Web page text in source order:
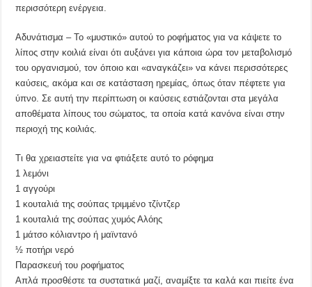
περισσότερη ενέργεια.
Αδυνάτισμα – Το «μυστικό» αυτού το ροφήματος για να κάψετε το
λίπος στην κοιλιά είναι ότι αυξάνει για κάποια ώρα τον μεταβολισμό
του οργανισμού, τον όποιο και «αναγκάζει» να κάνει περισσότερες
καύσεις, ακόμα και σε κατάσταση ηρεμίας, όπως όταν πέφτετε για
ύπνο. Σε αυτή την περίπτωση οι καύσεις εστιάζονται στα μεγάλα
αποθέματα λίπους του σώματος, τα οποία κατά κανόνα είναι στην
περιοχή της κοιλιάς.
Τι θα χρειαστείτε για να φτιάξετε αυτό το ρόφημα
1 λεμόνι
1 αγγούρι
1 κουταλιά της σούπας τριμμένο τζίντζερ
1 κουταλιά της σούπας χυμός Αλόης
1 μάτσο κόλιαντρο ή μαϊντανό
½ ποτήρι νερό
Παρασκευή του ροφήματος
Απλά προσθέστε τα συστατικά μαζί, αναμίξτε τα καλά και πιείτε ένα